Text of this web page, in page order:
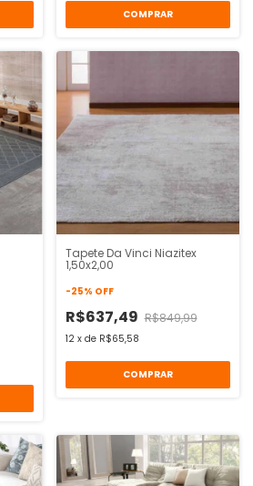
COMPRAR
Tapete Da Vinci Niazitex
1,50x2,00
-25% OFF
R$637,49 R$849,99
12 x de R$65,58
COMPRAR